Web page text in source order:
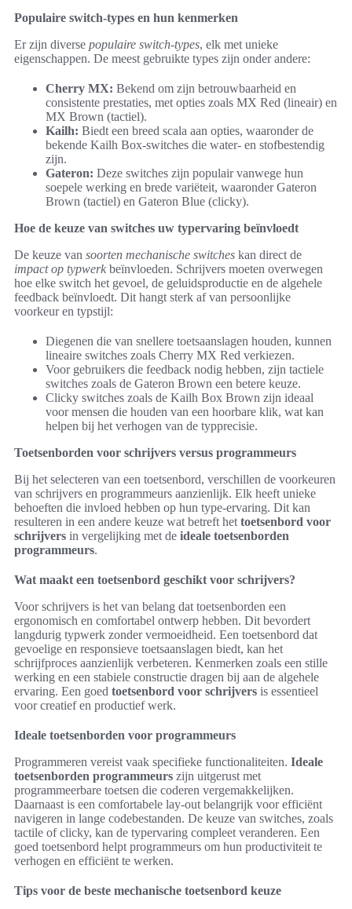
Populaire switch-types en hun kenmerken
Er zijn diverse populaire switch-types, elk met unieke
eigenschappen. De meest gebruikte types zijn onder andere:
Cherry MX: Bekend om zijn betrouwbaarheid en
consistente prestaties, met opties zoals MX Red (lineair) en
MX Brown (tactiel).
Kailh: Biedt een breed scala aan opties, waaronder de
bekende Kailh Box-switches die water- en stofbestendig
zijn.
Gateron: Deze switches zijn populair vanwege hun
soepele werking en brede variëteit, waaronder Gateron
Brown (tactiel) en Gateron Blue (clicky).
Hoe de keuze van switches uw typervaring beïnvloedt
De keuze van soorten mechanische switches kan direct de
impact op typwerk beïnvloeden. Schrijvers moeten overwegen
hoe elke switch het gevoel, de geluidsproductie en de algehele
feedback beïnvloedt. Dit hangt sterk af van persoonlijke
voorkeur en typstijl:
Diegenen die van snellere toetsaanslagen houden, kunnen
lineaire switches zoals Cherry MX Red verkiezen.
Voor gebruikers die feedback nodig hebben, zijn tactiele
switches zoals de Gateron Brown een betere keuze.
Clicky switches zoals de Kailh Box Brown zijn ideaal
voor mensen die houden van een hoorbare klik, wat kan
helpen bij het verhogen van de typprecisie.
Toetsenborden voor schrijvers versus programmeurs
Bij het selecteren van een toetsenbord, verschillen de voorkeuren
van schrijvers en programmeurs aanzienlijk. Elk heeft unieke
behoeften die invloed hebben op hun type-ervaring. Dit kan
resulteren in een andere keuze wat betreft het toetsenbord voor
schrijvers in vergelijking met de ideale toetsenborden
programmeurs.
Wat maakt een toetsenbord geschikt voor schrijvers?
Voor schrijvers is het van belang dat toetsenborden een
ergonomisch en comfortabel ontwerp hebben. Dit bevordert
langdurig typwerk zonder vermoeidheid. Een toetsenbord dat
gevoelige en responsieve toetsaanslagen biedt, kan het
schrijfproces aanzienlijk verbeteren. Kenmerken zoals een stille
werking en een stabiele constructie dragen bij aan de algehele
ervaring. Een goed toetsenbord voor schrijvers is essentieel
voor creatief en productief werk.
Ideale toetsenborden voor programmeurs
Programmeren vereist vaak specifieke functionaliteiten. Ideale
toetsenborden programmeurs zijn uitgerust met
programmeerbare toetsen die coderen vergemakkelijken.
Daarnaast is een comfortabele lay-out belangrijk voor efficiënt
navigeren in lange codebestanden. De keuze van switches, zoals
tactile of clicky, kan de typervaring compleet veranderen. Een
goed toetsenbord helpt programmeurs om hun productiviteit te
verhogen en efficiënt te werken.
Tips voor de beste mechanische toetsenbord keuze